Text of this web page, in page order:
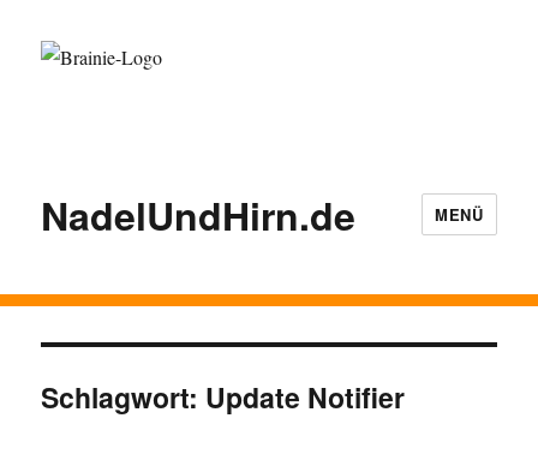
NadelUndHirn.de MENÜ
Schlagwort: Update Notifier